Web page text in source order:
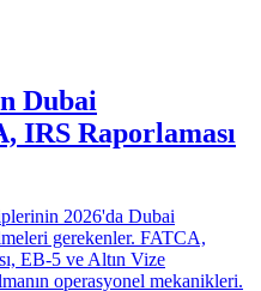
Dubai
IRS Raporlaması
2026'da Dubai
gerekenler. FATCA,
EB-5 ve Altın Vize
operasyonel mekanikleri.